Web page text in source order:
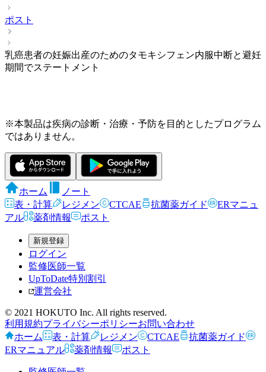
ポスト
乳癌患者の妊娠出産のためのタモキシフェン内服中断と避妊
期間でステートメント
※本製品は疾病の診断・治療・予防を目的としたプログラム
ではありません。
ホーム
ノート
表・計算
レジメン CTCAE 抗菌薬ガイド
ERマニュ
アル
薬剤情報 ポスト
新規登録
ログイン
監修医師一覧
UpToDate特別割引
運営会社
© 2021 HOKUTO Inc. All rights reserved.
利用規約プライバシーポリシーお問い合わせ
ホーム
表・計算 レジメン CTCAE
抗菌薬ガイド
ERマニュアル
薬剤情報 ポスト